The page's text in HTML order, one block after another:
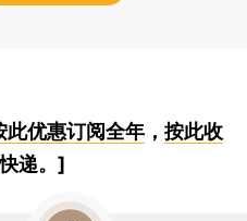
此优惠订阅全年， 按此收
递。]